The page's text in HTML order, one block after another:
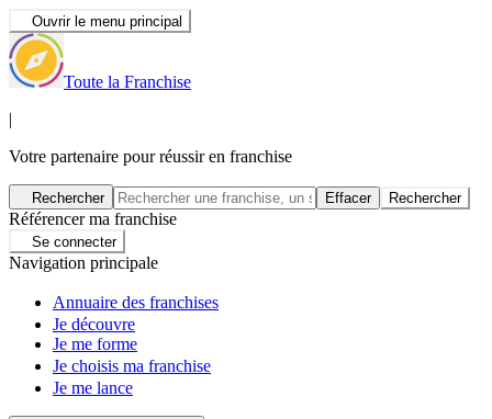
Ouvrir le menu principal
Toute la Franchise
|
Votre partenaire pour réussir en franchise
Rechercher Effacer Rechercher
Référencer ma franchise
Se connecter
Navigation principale
Annuaire des franchises
Je découvre
Je me forme
Je choisis ma franchise
Je me lance